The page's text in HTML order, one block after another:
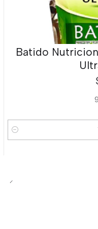
Batido
Cantidad